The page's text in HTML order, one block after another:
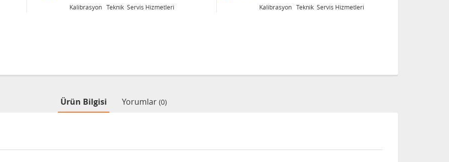
Kalibrasyon Teknik Servis Hizmetleri
Kalibrasyon Teknik Servis Hizmetleri
Ürün Bilgisi Yorumlar (0)